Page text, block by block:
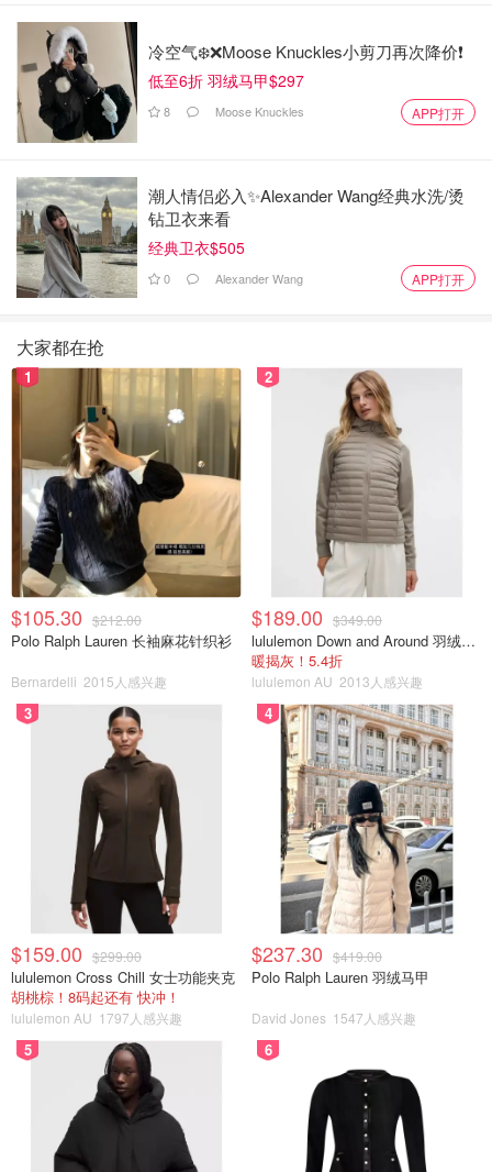
结果就是：原票主被终身拉黑，禁止进入欧洲所有雪场！
前台看她"病得不轻"，赶紧叫了出租车送医。结果车一到，
25欧姐瞬间"病愈"，大喊不去医院要去机场。
这趟370欧的天价车程，直接让她省下的50欧改名费变成了
笑话。
事情到这儿还没完！25欧姐先跑小红书发帖，试图卖惨。结
果被网友火眼金睛看穿春秋笔法，评论区直接翻车。
冷空气❄️❌️Moose Knuckles小剪刀再次降价❗️
低至6折 羽绒马甲$297
8 Moose Knuckles APP打开
潮人情侣必入✨Alexander Wang经典水洗/烫
钻卫衣来看
经典卫衣$505
0 Alexander Wang APP打开
大家都在抢
1
$105.30 $212.00
Polo Ralph Lauren 长袖麻花针织衫
Bernardelli 2015人感兴趣
2
$189.00 $349.00
lululemon Down and Around 羽绒夹克
暖揭灰！5.4折
lululemon AU 2013人感兴趣
3
$159.00 $299.00
lululemon Cross Chill 女士功能夹克
胡桃棕！8码起还有 快冲！
lululemon AU 1797人感兴趣
4
$237.30 $419.00
Polo Ralph Lauren 羽绒马甲
David Jones 1547人感兴趣
5 6